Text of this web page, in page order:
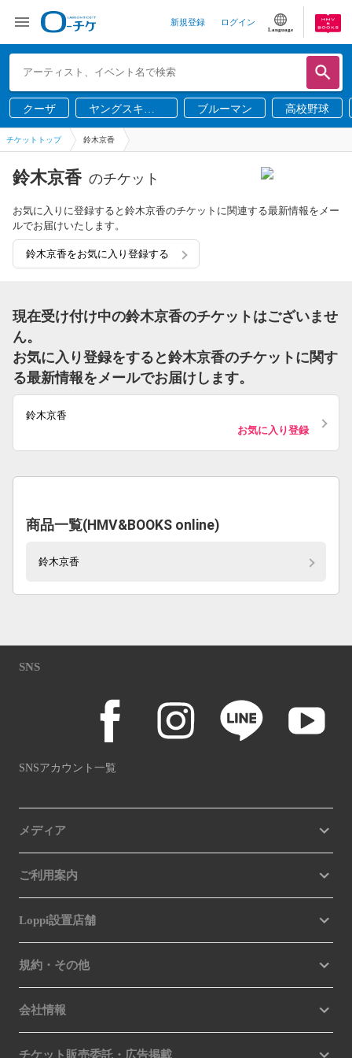
新規登録 ログイン
Language
クーザ
ヤングスキニ
ー
ブルーマン 高校野球
チケットトップ 鈴木京香
鈴木京香 のチケット
お気に入りに登録すると鈴木京香のチケットに関連する最新情報をメー
ルでお届けいたします。
鈴木京香をお気に入り登録する
現在受け付け中の鈴木京香のチケットはございませ
ん。
お気に入り登録をすると鈴木京香のチケットに関す
る最新情報をメールでお届けします。
鈴木京香
お気に入り登録
商品一覧(HMV&BOOKS online)
鈴木京香
SNS
SNSアカウント一覧
メディア
ご利用案内
Loppi設置店舗
規約・その他
会社情報
チケット販売委託・広告掲載